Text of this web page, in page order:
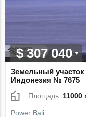
$ 307 040
Земельный участок
Индонезия № 7675
Площадь: 11000
Power Bali